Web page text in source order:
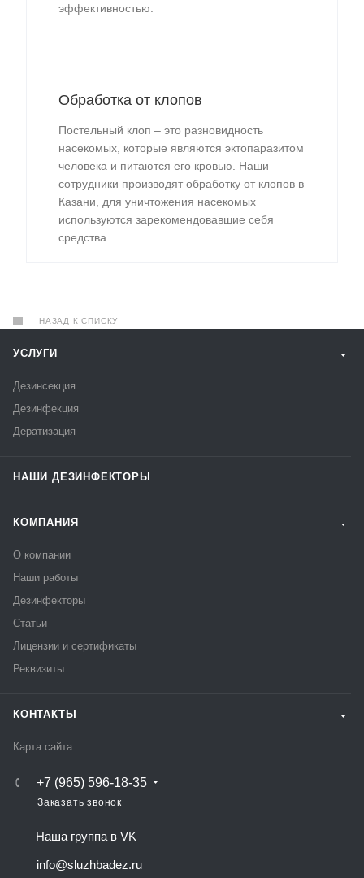
эффективностью.
Обработка от клопов
Постельный клоп – это разновидность
насекомых, которые являются эктопаразитом
человека и питаются его кровью. Наши
сотрудники производят обработку от клопов в
Казани, для уничтожения насекомых
используются зарекомендовавшие себя
средства.
НАЗАД К СПИСКУ
УСЛУГИ
Дезинсекция
Дезинфекция
Дератизация
НАШИ ДЕЗИНФЕКТОРЫ
КОМПАНИЯ
О компании
Наши работы
Дезинфекторы
Статьи
Лицензии и сертификаты
Реквизиты
КОНТАКТЫ
Карта сайта
+7 (965) 596-18-35
Заказать звонок
Наша группа в VK
info@sluzhbadez.ru